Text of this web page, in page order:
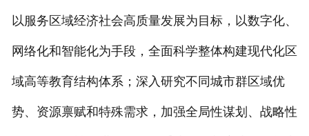
以服务区域经济社会高质量发展为目标，以数字化、
网络化和智能化为手段，全面科学整体构建现代化区
域高等教育结构体系；深入研究不同城市群区域优
势、资源禀赋和特殊需求，加强全局性谋划、战略性